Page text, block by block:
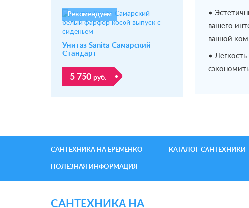
Рекомендуем
Унитаз Sanita Самарский
Стандарт
5 750 руб.
•
вашего
ванной
• Легкость
САНТЕХНИКА НА ЕРЕМЕНКО КАТАЛОГ САНТЕХНИКИ
ПОЛЕЗНАЯ ИНФОРМАЦИЯ
САНТЕХНИКА НА